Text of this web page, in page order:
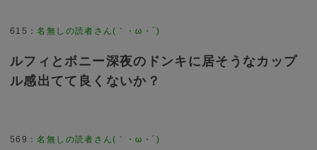
615 ：名無しの読者さん(｀・ω・´)
ルフィとボニー深夜のドンキに居そうなカップ
ル感出てて良くないか？
569 ：名無しの読者さん(｀・ω・´)